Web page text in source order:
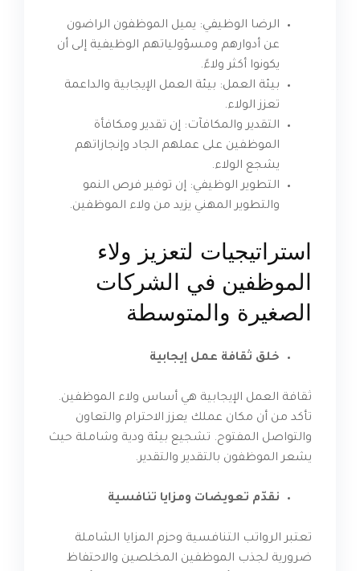
الرضا الوظيفي: يميل الموظفون الراضون
عن أدوارهم ومسؤولياتهم الوظيفية إلى أن
يكونوا أكثر ولاءً.
بيئة العمل: بيئة العمل الإيجابية والداعمة
تعزز الولاء.
التقدير والمكافآت: إن تقدير ومكافأة
الموظفين على عملهم الجاد وإنجازاتهم
يشجع الولاء.
التطوير الوظيفي: إن توفير فرص النمو
والتطوير المهني يزيد من ولاء الموظفين.
استراتيجيات لتعزيز ولاء
الموظفين في الشركات
الصغيرة والمتوسطة
خلق ثقافة عمل إيجابية
ثقافة العمل الإيجابية هي أساس ولاء الموظفين.
تأكد من أن مكان عملك يعزز الاحترام والتعاون
والتواصل المفتوح. تشجيع بيئة ودية وشاملة حيث
يشعر الموظفون بالتقدير والتقدير.
نقدّم تعويضات ومزايا تنافسية
تعتبر الرواتب التنافسية وحزم المزايا الشاملة
ضرورية لجذب الموظفين المخلصين والاحتفاظ